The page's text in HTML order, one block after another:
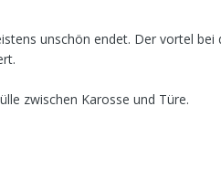
unschön endet. Der vortel bei
zwischen Karosse und Türe.